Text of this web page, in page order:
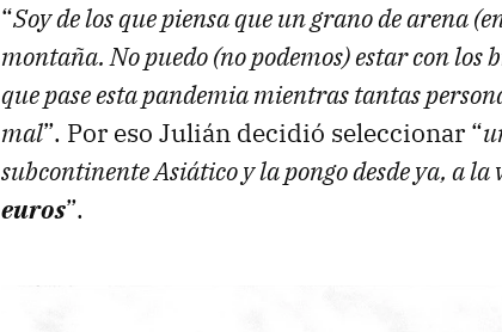
“Soy de los que piensa que un grano de arena
montaña. No puedo (no podemos) estar con los
que pase esta pandemia mientras tantas
mal”. Por eso Julián decidió seleccionar “
subcontinente Asiático y la pongo desde ya, a
euros”.